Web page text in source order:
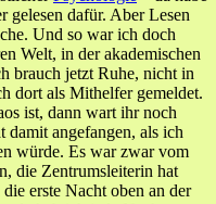
gelesen dafür. Aber Lesen
Und so war ich doch
Welt, in der akademischen
brauch jetzt Ruhe, nicht in
dort als Mithelfer gemeldet.
ist, dann wart ihr noch
damit angefangen, als ich
würde. Es war zwar vom
die Zentrumsleiterin hat
erste Nacht oben an der